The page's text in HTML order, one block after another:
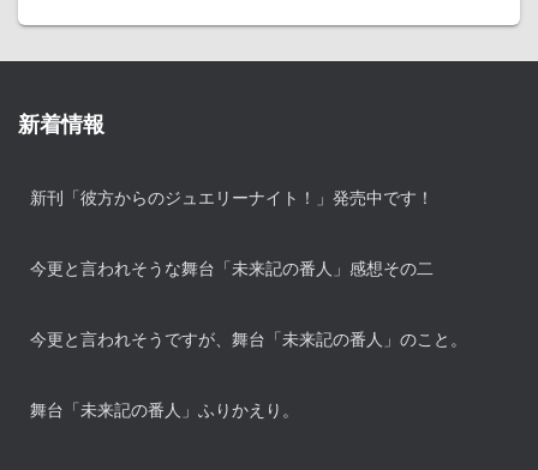
新着情報
新刊「彼方からのジュエリーナイト！」発売中です！
今更と言われそうな舞台「未来記の番人」感想その二
今更と言われそうですが、舞台「未来記の番人」のこと。
舞台「未来記の番人」ふりかえり。